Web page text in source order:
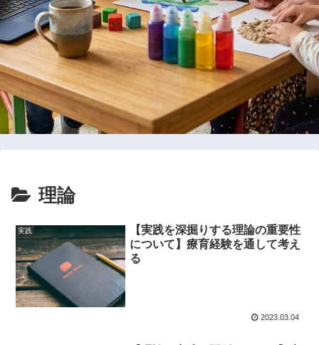
理論
実践
【実践を深掘りする理論の重要性
について】療育経験を通して考え
る
2023.03.04